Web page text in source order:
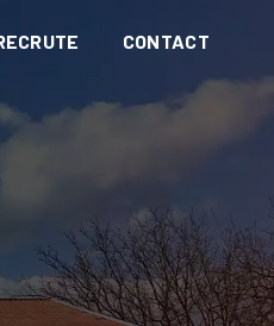
CONTACT